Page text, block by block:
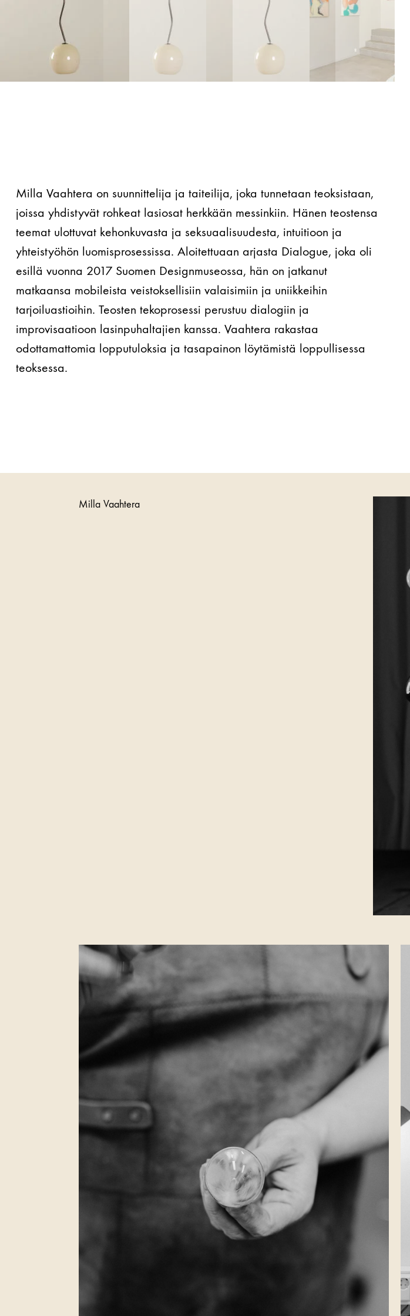
Milla Vaahtera on suunnittelija ja taiteilija, joka tunnetaan teoksistaan,
joissa yhdistyvät rohkeat lasiosat herkkään messinkiin. Hänen teostensa
teemat ulottuvat kehonkuvasta ja seksuaalisuudesta, intuitioon ja
yhteistyöhön luomisprosessissa. Aloitettuaan arjasta Dialogue, joka oli
esillä vuonna 2017 Suomen Designmuseossa, hän on jatkanut
matkaansa mobileista veistoksellisiin valaisimiin ja uniikkeihin
tarjoiluastioihin. Teosten tekoprosessi perustuu dialogiin ja
improvisaatioon lasinpuhaltajien kanssa. Vaahtera rakastaa
odottamattomia lopputuloksia ja tasapainon löytämistä loppullisessa
teoksessa.
Milla Vaahtera